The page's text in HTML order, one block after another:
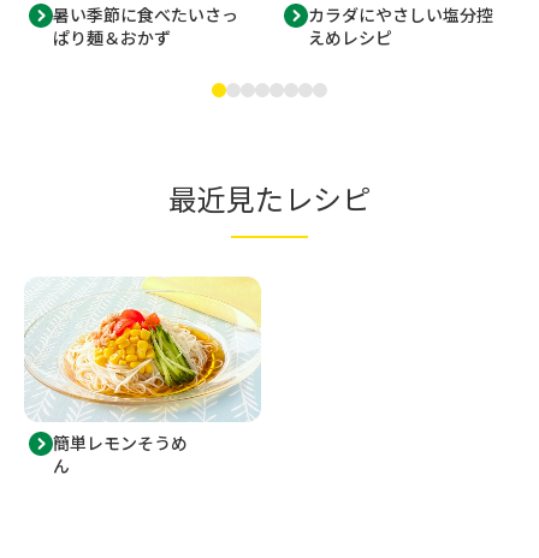
暑い季節に食べたいさっ
ぱり麺＆おかず
カラダにやさしい塩分控
えめレシピ
最近見たレシピ
簡単レモンそうめ
ん